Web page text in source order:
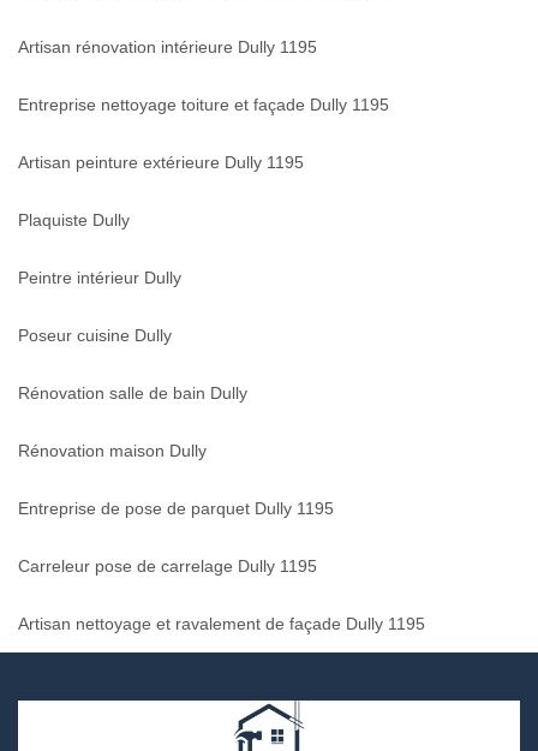
Artisan rénovation intérieure Dully 1195
Entreprise nettoyage toiture et façade Dully 1195
Artisan peinture extérieure Dully 1195
Plaquiste Dully
Peintre intérieur Dully
Poseur cuisine Dully
Rénovation salle de bain Dully
Rénovation maison Dully
Entreprise de pose de parquet Dully 1195
Carreleur pose de carrelage Dully 1195
Artisan nettoyage et ravalement de façade Dully 1195